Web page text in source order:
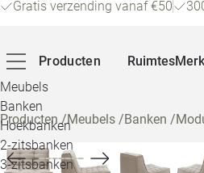
Gratis verzending vanaf €50
Producten
Meubels
Banken
Hoekbanken
2-zitsbanken
3-zitsbanken
Ruimtes
Producten/Meubels /Banken /